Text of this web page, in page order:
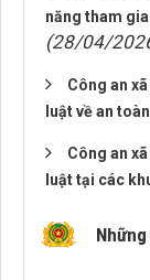
năng tham
(28/04/
Công an
luật về an
Công an
luật tại các